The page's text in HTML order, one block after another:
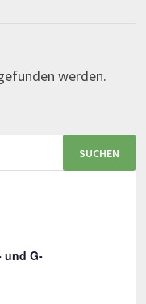
werden.
und G-